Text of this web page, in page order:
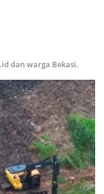
dan warga Bekasi.